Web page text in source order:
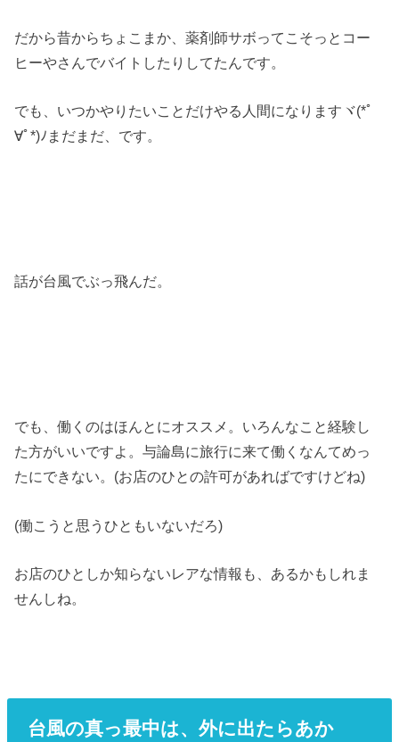
だから昔からちょこまか、薬剤師サボってこそっとコー
ヒーやさんでバイトしたりしてたんです。
でも、いつかやりたいことだけやる人間になりますヾ(*ﾟ
∀ﾟ*)ﾉまだまだ、です。
話が台風でぶっ飛んだ。
でも、働くのはほんとにオススメ。いろんなこと経験し
た方がいいですよ。与論島に旅行に来て働くなんてめっ
たにできない。(お店のひとの許可があればですけどね)
(働こうと思うひともいないだろ)
お店のひとしか知らないレアな情報も、あるかもしれま
せんしね。
台風の真っ最中は、外に出たらあか